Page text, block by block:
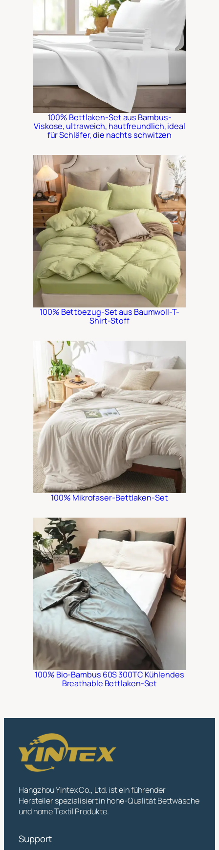
100% Bettlaken-Set aus Bambus-
Viskose, ultraweich, hautfreundlich, ideal
für Schläfer, die nachts schwitzen
100% Bettbezug-Set aus Baumwoll-T-
Shirt-Stoff
100% Mikrofaser-Bettlaken-Set
100% Bio-Bambus 60S 300TC Kühlendes
Breathable Bettlaken-Set
Hangzhou Yintex Co., Ltd. ist ein führender
Hersteller spezialisiert in hohe-Qualität Bettwäsche
und home Textil Produkte.
Support